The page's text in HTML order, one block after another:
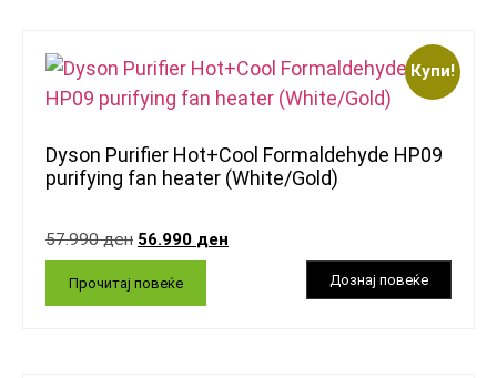
Купи!
Dyson Purifier Hot+Cool Formaldehyde HP09
purifying fan heater (White/Gold)
57.990ден 56.990 ден
Прочитај повеќе